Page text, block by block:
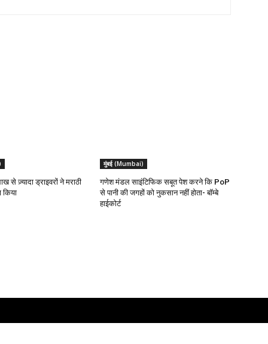
से ज़्यादा ड्राइवरों ने मराठी
किया
मुंबई (Mumbai)
गणेश मंडल साइंटिफिक सबूत पेश करने कि PoP
से पानी की जगहों को नुकसान नहीं होता- बॉम्बे
हाईकोर्ट